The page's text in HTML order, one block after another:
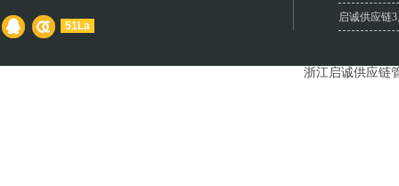
51La
启诚供应链
浙江启诚供应链